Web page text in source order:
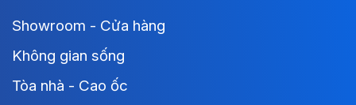
Showroom - Cửa hàng
Không gian sống
Tòa nhà - Cao ốc